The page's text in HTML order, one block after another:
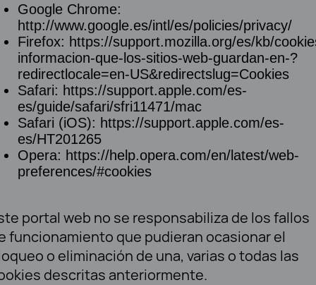
Google Chrome:
http://www.google.es/intl/es/policies/privacy/
Firefox: https://support.mozilla.org/es/kb/
informacion-que-los-sitios-web-guardan-en-?
redirectlocale=en-US&redirectslug=Cookies
Safari: https://support.apple.com/es-
es/guide/safari/sfri11471/mac
Safari (iOS): https://support.apple.com/es-
es/HT201265
Opera: https://help.opera.com/en/latest/web-
preferences/#cookies
portal web no se responsabiliza de los fallos
funcionamiento que pudieran ocasionar el
o eliminación de una, varias o todas las
descritas anteriormente.